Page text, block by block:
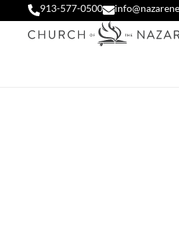
913-577-0500